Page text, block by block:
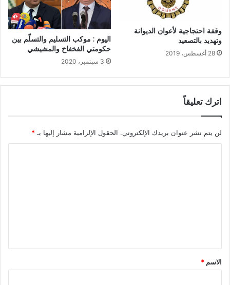
وقفة احتجاجية لأعوان الديوانة
وتهديد بالتصعيد
28 أغسطس، 2019
اليوم : موكب التسليم والتسلّم بين
حكومتي الفخفاخ والمشيشي
3 سبتمبر، 2020
اترك تعليقاً
لن يتم نشر عنوان بريدك الإلكتروني. الحقول الإلزامية مشار إليها بـ *
*
الاسم *